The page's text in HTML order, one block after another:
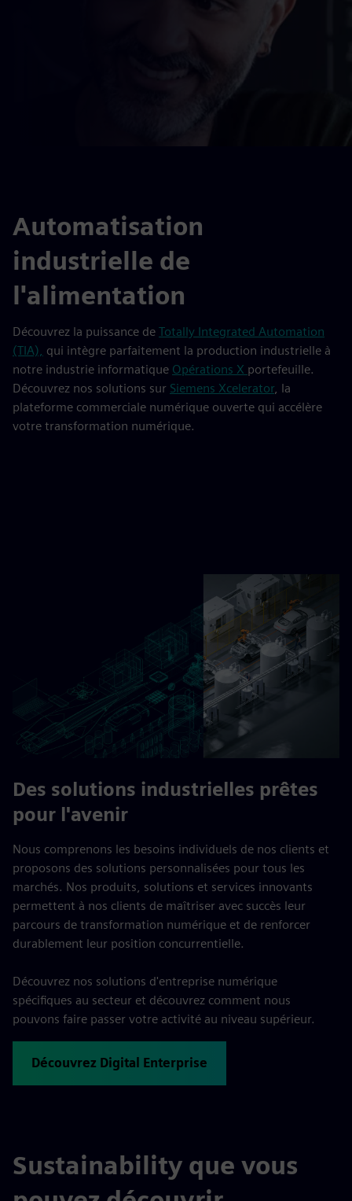
Automatisation
industrielle de
l'alimentation
Découvrez la puissance de Totally Integrated Automation
(TIA), qui intègre parfaitement la production industrielle à
notre industrie informatique Opérations X portefeuille.
Découvrez nos solutions sur Siemens Xcelerator, la
plateforme commerciale numérique ouverte qui accélère
votre transformation numérique.
Des solutions industrielles prêtes
pour l'avenir
Nous comprenons les besoins individuels de nos clients et
proposons des solutions personnalisées pour tous les
marchés. Nos produits, solutions et services innovants
permettent à nos clients de maîtriser avec succès leur
parcours de transformation numérique et de renforcer
durablement leur position concurrentielle.
Découvrez nos solutions d'entreprise numérique
spécifiques au secteur et découvrez comment nous
pouvons faire passer votre activité au niveau supérieur.
Découvrez Digital Enterprise
Sustainability que vous